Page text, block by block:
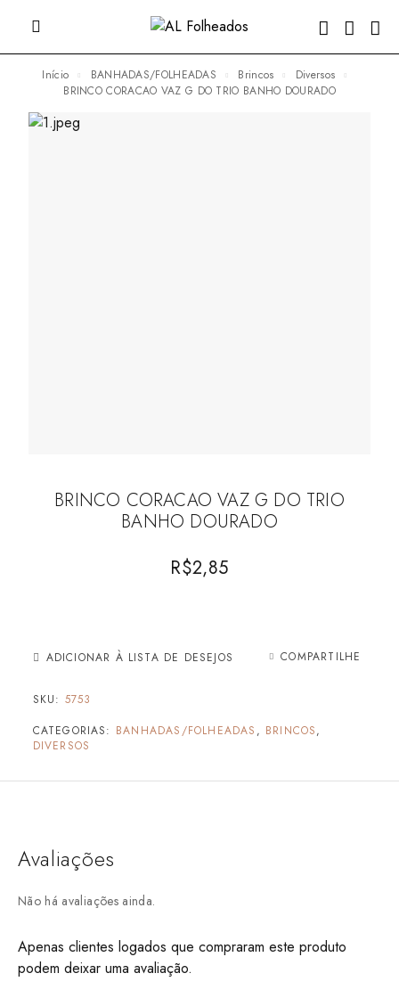
Início BANHADAS/FOLHEADAS Brincos
Diversos
BRINCO CORACAO VAZ G DO TRIO BANHO DOURADO
BRINCO CORACAO VAZ G DO TRIO
BANHO DOURADO
R$2,85
ADICIONAR À LISTA DE DESEJOS COMPARTILHE
SKU: 5753
CATEGORIAS: BANHADAS/FOLHEADAS , BRINCOS,
DIVERSOS
Avaliações
Não há avaliações ainda.
Apenas clientes logados que compraram este produto
podem deixar uma avaliação.